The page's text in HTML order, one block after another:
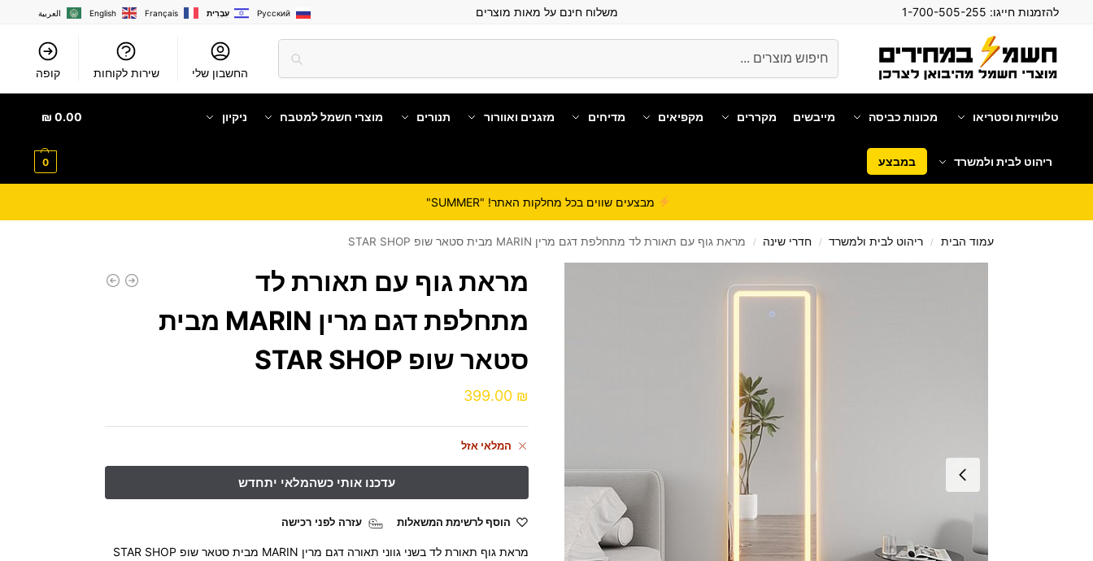
להזמנות חייגו: משלוח חינם על מאות מוצרים العربية English Français עִבְרִית Русский
החשבון שלי שירות לקוחות קופה
טלוויזיות וסטריאו מכונות כביסה מייבשים מקררים מקפיאים מדיחים מזגנים ואוורור תנורים מוצרי חשמל למטבח ניקיון
ריהוט לבית ולמשרד במבצע
0.00
₪
0
מבצעים שווים בכל מחלקות האתר! "SUMMER"
עמוד הבית / ריהוט לבית ולמשרד / חדרי שינה / מראת גוף עם תאורת לד מתחלפת דגם מרין MARIN מבית סטאר שופ STAR SHOP
מראת גוף עם תאורת לד
מתחלפת דגם מרין MARIN מבית
סטאר שופ STAR SHOP
399.00 ₪
המלאי אזל
הוסף לרשימת המשאלות עזרה לפני רכישה
מראת גוף תאורת לד בשני גווני תאורה דגם מרין MARIN מבית סטאר שופ STAR SHOP